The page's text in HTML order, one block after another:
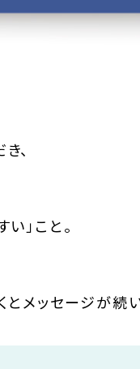
、
」こと。
メッセージが続